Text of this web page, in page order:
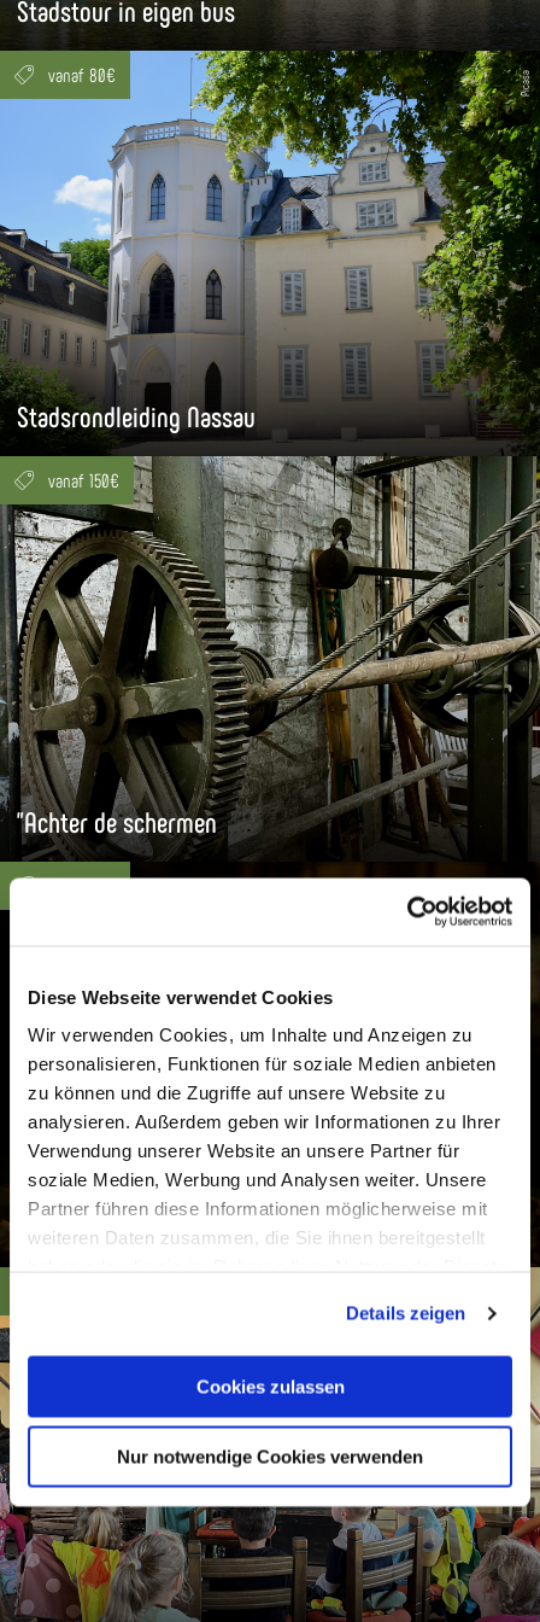
Diese Webseite verwendet Cookies
Wir verwenden Cookies, um Inhalte und Anzeigen zu
personalisieren, Funktionen für soziale Medien anbieten
zu können und die Zugriffe auf unsere Website zu
analysieren. Außerdem geben wir Informationen zu Ihrer
Verwendung unserer Website an unsere Partner für
soziale Medien, Werbung und Analysen weiter. Unsere
Partner führen diese Informationen möglicherweise mit
weiteren Daten zusammen, die Sie ihnen bereitgestellt
Cookies, wenn Sie unsere Webseite weiterhin nutzen.
Details zeigen
Cookies zulassen
Nur notwendige Cookies verwenden
Stadstour in eigen bus
Picasa
vanaf 80€
Stadsrondleiding Nassau
vanaf 150€
"Achter de schermen
vanaf 80€
Sparkle tour in Nassau